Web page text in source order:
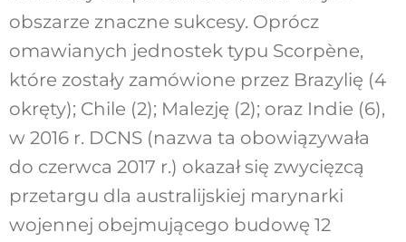
obszarze znaczne sukcesy. Oprócz
omawianych jednostek typu Scorpène,
które zostały zamówione przez Brazylię (4
okręty); Chile (2); Malezję (2); oraz Indie (6),
w 2016 r. DCNS (nazwa ta obowiązywała
do czerwca 2017 r.) okazał się zwycięzcą
przetargu dla australijskiej marynarki
wojennej obejmującego budowę 12